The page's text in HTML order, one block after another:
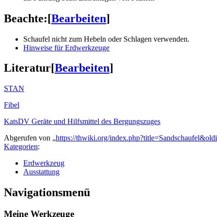
Beachte:[Bearbeiten]
Schaufel nicht zum Hebeln oder Schlagen verwenden.
Hinweise für Erdwerkzeuge
Literatur[Bearbeiten]
STAN
Fibel
KatsDV Geräte und Hilfsmittel des Bergungszuges
Abgerufen von „https://thwiki.org/
Kategorien:
Erdwerkzeug
Ausstattung
Navigationsmenü
Meine Werkzeuge